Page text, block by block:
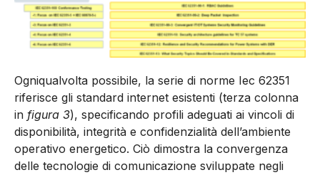
Ogniqualvolta possibile, la serie di norme Iec 62351
riferisce gli standard internet esistenti (terza colonna
in figura 3), specificando profili adeguati ai vincoli di
disponibilità, integrità e confidenzialità dell’ambiente
operativo energetico. Ciò dimostra la convergenza
delle tecnologie di comunicazione sviluppate negli